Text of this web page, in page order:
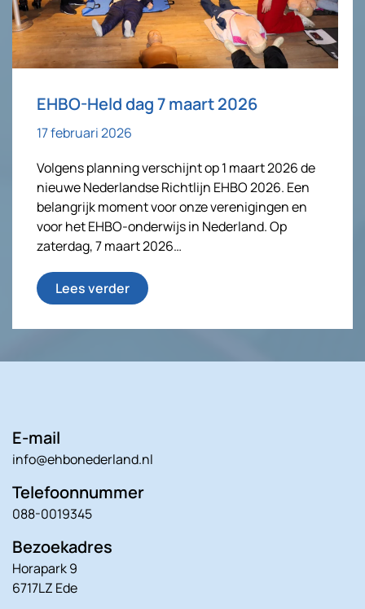
EHBO-Held dag 7 maart 2026
17 februari 2026
Volgens planning verschijnt op 1 maart 2026 de
nieuwe Nederlandse Richtlijn EHBO 2026. Een
belangrijk moment voor onze verenigingen en
voor het EHBO-onderwijs in Nederland. Op
zaterdag, 7 maart 2026…
Lees verder
E-mail
info@ehbonederland.nl
Telefoonnummer
088-0019345
Bezoekadres
Horapark 9
6717LZ Ede